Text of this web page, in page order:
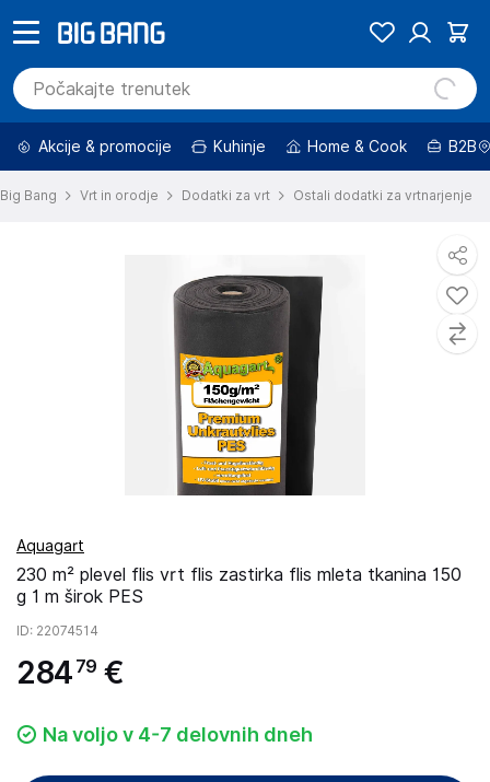
Akcije & promocije Kuhinje Home & Cook B2B
Big Bang Vrt in orodje Dodatki za vrt Ostali dodatki za vrtnarjenje
Aquagart
230 m² plevel flis vrt flis zastirka flis mleta tkanina 150
g 1 m širok PES
ID: 22074514
284 79 €
Na voljo v 4-7 delovnih dneh